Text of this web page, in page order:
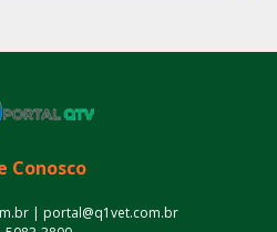
Conosco
| portal@q1vet.com.br